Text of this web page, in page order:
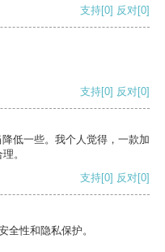
支持[0] 反对[0]
支持[0] 反对[0]
低一些。我个人觉得，一款加
。
支持[0] 反对[0]
全性和隐私保护。